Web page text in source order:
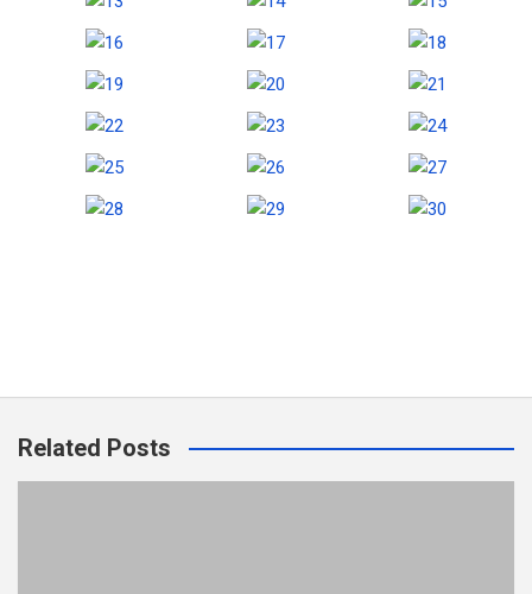
Related Posts